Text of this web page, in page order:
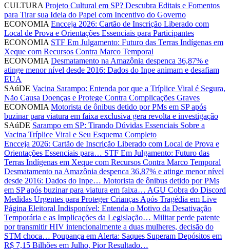
CULTURA Projeto Cultural em SP? Descubra Editais e Fomentos
para Tirar sua Ideia do Papel com Incentivo do Governo
ECONOMIA Encceja 2026: Cartão de Inscrição Liberado com
Local de Prova e Orientações Essenciais para Participantes
ECONOMIA STF Em Julgamento: Futuro das Terras Indígenas em
Xeque com Recursos Contra Marco Temporal
ECONOMIA Desmatamento na Amazônia despenca 36,87% e
atinge menor nível desde 2016: Dados do Inpe animam e desafiam
EUA
SAúDE Vacina Sarampo: Entenda por que a Tríplice Viral é Segura,
Não Causa Doenças e Protege Contra Complicações Graves
ECONOMIA Motorista de ônibus detido por PMs em SP após
buzinar para viatura em faixa exclusiva gera revolta e investigação
SAúDE Sarampo em SP: Tirando Dúvidas Essenciais Sobre a
Vacina Tríplice Viral e Seu Esquema Completo
Encceja 2026: Cartão de Inscrição Liberado com Local de Prova e
Orientações Essenciais para… STF Em Julgamento: Futuro das
Terras Indígenas em Xeque com Recursos Contra Marco Temporal
Desmatamento na Amazônia despenca 36,87% e atinge menor nível
desde 2016: Dados do Inpe… Motorista de ônibus detido por PMs
em SP após buzinar para viatura em faixa… AGU Cobra do Discord
Medidas Urgentes para Proteger Crianças Após Tragédia em Live
Página Eleitoral Indisponível: Entenda o Motivo da Desativação
Temporária e as Implicações da Legislação… Militar perde patente
por transmitir HIV intencionalmente a duas mulheres, decisão do
STM choca… Poupança em Alerta: Saques Superam Depósitos em
R$ 7,15 Bilhões em Julho, Pior Resultado…